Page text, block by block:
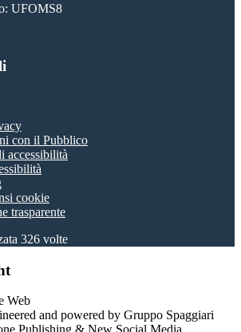
UFOMS8
con il Pubblico
accessibilità
cookie
trasparente
326 volte
and powered by Gruppo Spaggiari